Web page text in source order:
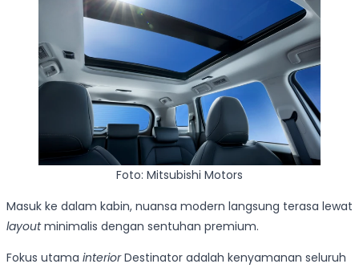
Foto: Mitsubishi Motors
Masuk ke dalam kabin, nuansa modern langsung terasa lewat
layoutminimalis dengan sentuhan premium.
Fokus utama interiorDestinator adalah kenyamanan seluruh